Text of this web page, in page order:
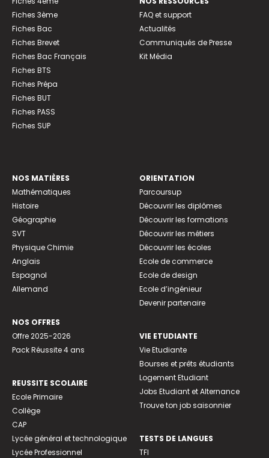
Fiches 3ème
Fiches Bac
Fiches Brevet
Fiches Bac Français
Fiches BTS
Fiches Prépa
Fiches BUT
Fiches PASS
Fiches SUP
FAQ et support
Actualités
Communiqués de Presse
Kit Média
NOS MATIÈRES
Mathématiques
Histoire
Géographie
SVT
Physique Chimie
Anglais
Espagnol
Allemand
NOS OFFRES
Offre 2025-2026
Pack Réussite 4 ans
REUSSITE SCOLAIRE
Ecole Primaire
Collège
CAP
Lycée général et technologique
Lycée Professionnel
ORIENTATION
Parcoursup
Découvrir les diplômes
Découvrir les formations
Découvrir les métiers
Découvrir les écoles
Ecole de commerce
Ecole de design
Ecole d’ingénieur
Devenir partenaire
VIE ETUDIANTE
Vie Etudiante
Bourses et prêts étudiants
Logement Etudiant
Jobs Etudiant et Alternance
Trouve ton job saisonnier
TESTS DE LANGUES
TFI